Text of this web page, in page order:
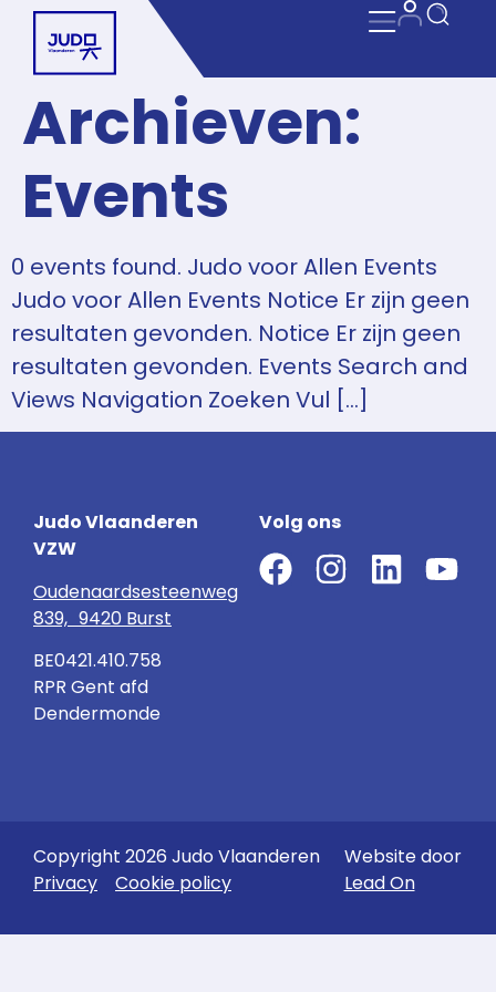
Archieven:
Events
0 events found. Judo voor Allen Events
Judo voor Allen Events Notice Er zijn geen
resultaten gevonden. Notice Er zijn geen
resultaten gevonden. Events Search and
Views Navigation Zoeken Vul […]
Judo Vlaanderen
VZW
Oudenaardsesteenweg
839, 9420 Burst
BE0421.410.758
RPR Gent afd
Dendermonde
Volg ons
Copyright 2026 Judo Vlaanderen
Privacy
Cookie policy
Website door
Lead On